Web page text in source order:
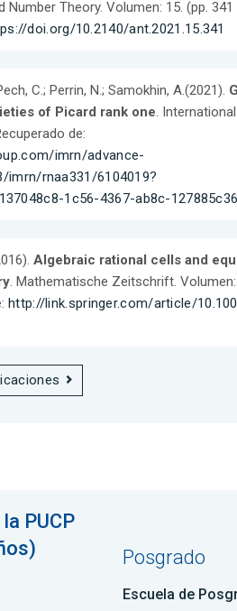
Number Theory. Volumen: 15. (pp. 341
doi.org/10.2140/ant.2021.15.341
C.; Perrin, N.; Samokhin, A.(2021).
of Picard rank one .
de:
imrn/advance-
imrn/rnaa331/6104019?
1c56-4367-ab8c-
Algebraic rational cells and
. Mathematische Zeitschrift.
http://link.springer.com/article/
PUCP
Posgrado
Escuela de